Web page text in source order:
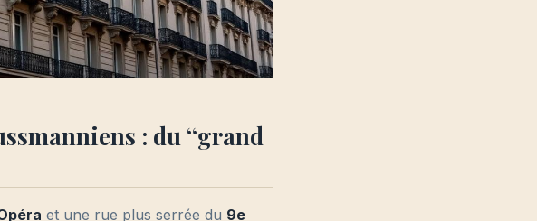
: du “grand
et une rue plus serrée du 9e